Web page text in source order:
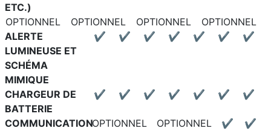
ETC.)
OPTIONNEL OPTIONNEL OPTIONNEL
OPTIONNEL
ALERTE
LUMINEUSE ET
SCHÉMA
MIMIQUE
✔ ✔ ✔ ✔ ✔ ✔ ✔
CHARGEUR DE
BATTERIE
✔ ✔ ✔ ✔ ✔ ✔ ✔
COMMUNICATIONOPTIONNEL OPTIONNEL ✔ ✔